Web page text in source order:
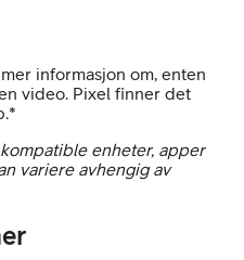
informasjon om, enten
video. Pixel finner det
enheter, apper
variere avhengig av